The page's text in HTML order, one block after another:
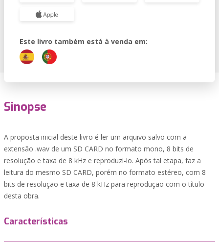
Este livro também está à venda em:
Sinopse
A proposta inicial deste livro é ler um arquivo salvo com a
extensão .wav de um SD CARD no formato mono, 8 bits de
resolução e taxa de 8 kHz e reproduzi-lo. Após tal etapa, faz a
leitura do mesmo SD CARD, porém no formato estéreo, com 8
bits de resolução e taxa de 8 kHz para reprodução com o título
desta obra.
Características